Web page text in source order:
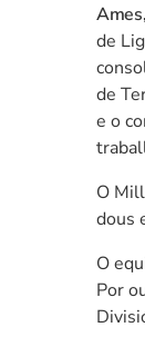
de
de
e o
O
dous
O
Por